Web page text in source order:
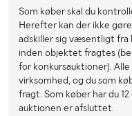
Som køber skal du
Herefter kan der ikke
adskiller sig væsentligt fra
inden objektet fragtes
for konkursauktioner).
virksomhed, og du som
fragt. Som køber har du
auktionen er afsluttet.